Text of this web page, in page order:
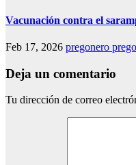
Vacunación contra el
Feb 17, 2026 pregonero
Deja un comentario
Tu dirección de correo